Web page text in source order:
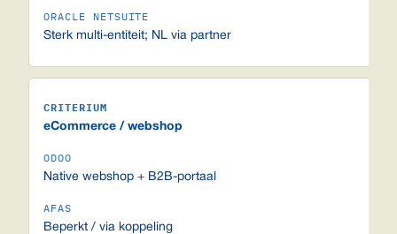
Sterk multi-entiteit; NL via partner
eCommerce / webshop
Native webshop + B2B-portaal
Beperkt / via koppeling